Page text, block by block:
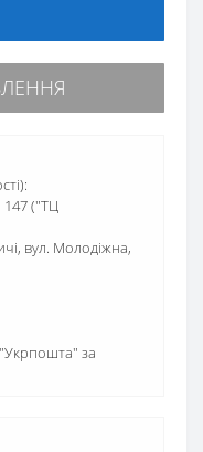
147 ("ТЦ
вул. Молодіжна,
за